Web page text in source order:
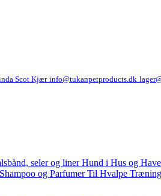
Scot Kjær info@tukanpetproducts.dk
seler og liner Hund i Hus og Have
Shampoo og Parfumer Til Hvalpe